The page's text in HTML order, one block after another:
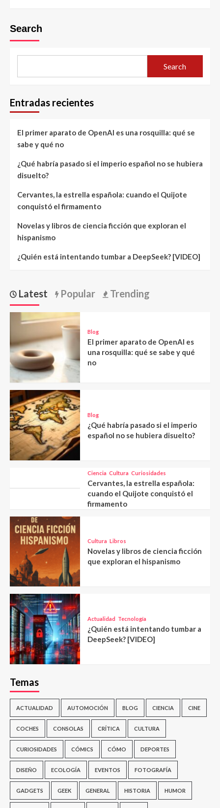
Search
Search
Entradas recientes
El primer aparato de OpenAI es una rosquilla: qué se
sabe y qué no
¿Qué habría pasado si el imperio español no se hubiera
disuelto?
Cervantes, la estrella española: cuando el Quijote
conquistó el firmamento
Novelas y libros de ciencia ficción que exploran el
hispanismo
¿Quién está intentando tumbar a DeepSeek? [VIDEO]
Latest Popular Trending
Blog
El primer aparato de OpenAI es
una rosquilla: qué se sabe y qué
no
Blog
¿Qué habría pasado si el imperio
español no se hubiera disuelto?
Ciencia Cultura Curiosidades
Cervantes, la estrella española:
cuando el Quijote conquistó el
firmamento
Cultura Libros
Novelas y libros de ciencia ficción
que exploran el hispanismo
Actualidad Tecnología
¿Quién está intentando tumbar a
DeepSeek? [VIDEO]
Temas
ACTUALIDAD AUTOMOCIÓN BLOG CIENCIA CINE
COCHES CONSOLAS CRÍTICA CULTURA
CURIOSIDADES CÓMICS CÓMO DEPORTES
DISEÑO ECOLOGÍA EVENTOS FOTOGRAFÍA
GADGETS GEEK GENERAL HISTORIA HUMOR